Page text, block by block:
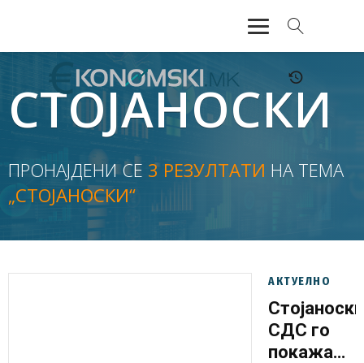
АКТУЕЛНО
ЕКОНОМИЈА
ФИНАНСИИ
БАНКАРСТВО
ЖИВОТ
СТОЈАНОСКИ
ПРОНАЈДЕНИ СЕ 3 РЕЗУЛТАТИ НА ТЕМА
„СТОЈАНОСКИ“
АКТУЕЛНО
СДС го
покажа